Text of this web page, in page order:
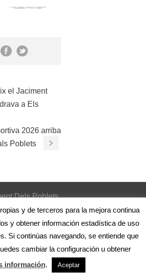
el Jaciment
a Els
2026 arriba
Poblets
Dels Poblets
Avís Legal |Política de cookies
y de terceros para la mejora continua
y obtener información estadística de uso
Si continúas navegando, se entiende que
cambiar la configuración u obtener
información. Aceptar